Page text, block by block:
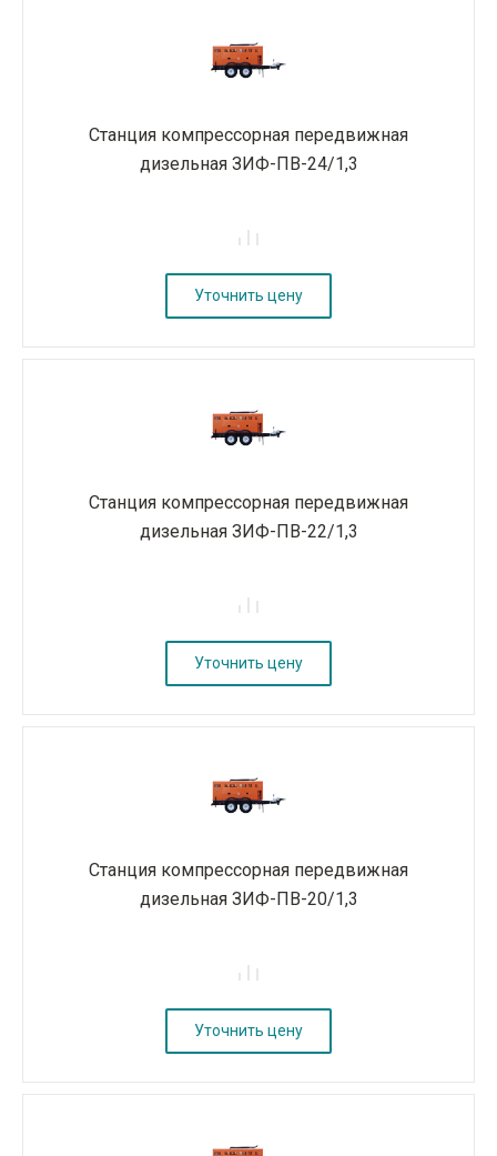
Станция компрессорная передвижная
дизельная ЗИФ-ПВ-24/1,3
Уточнить цену
Станция компрессорная передвижная
дизельная ЗИФ-ПВ-22/1,3
Уточнить цену
Станция компрессорная передвижная
дизельная ЗИФ-ПВ-20/1,3
Уточнить цену